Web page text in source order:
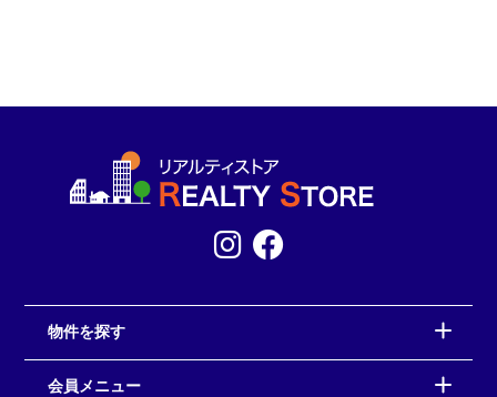
物件を探す
会員メニュー